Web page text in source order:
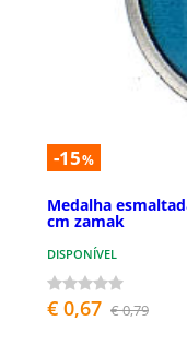
-15%
Medalha
cm zamak
DISPONÍVEL
€ 0,67 € 0,79